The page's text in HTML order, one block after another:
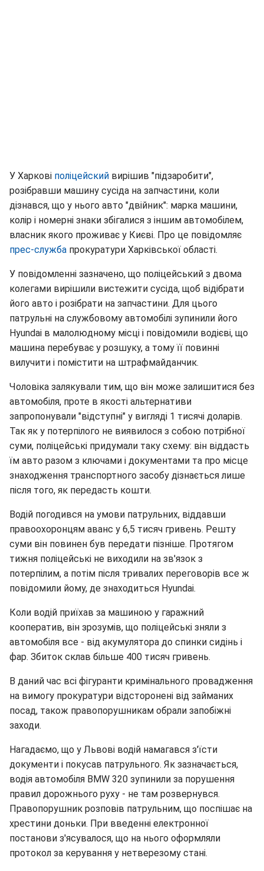
У Харкові поліцейский вирішив "підзаробити",
розібравши машину сусіда на запчастини, коли
дізнався, що у нього авто "двійник": марка машини,
колір і номерні знаки збігалися з іншим автомобілем,
власник якого проживає у Києві. Про це повідомляє
прес-служба прокуратури Харківської області.
У повідомленні зазначено, що поліцейський з двома
колегами вирішили вистежити сусіда, щоб відібрати
його авто і розібрати на запчастини. Для цього
патрульні на службовому автомобілі зупинили його
Hyundai в малолюдному місці і повідомили водієві, що
машина перебуває у розшуку, а тому її повинні
вилучити і помістити на штрафмайданчик.
Чоловіка залякували тим, що він може залишитися без
автомобіля, проте в якості альтернативи
запропонували "відступні" у вигляді 1 тисячі доларів.
Так як у потерпілого не виявилося з собою потрібної
суми, поліцейські придумали таку схему: він віддасть
їм авто разом з ключами і документами та про місце
знаходження транспортного засобу дізнається лише
після того, як передасть кошти.
Водій погодився на умови патрульних, віддавши
правоохоронцям аванс у 6,5 тисяч гривень. Решту
суми він повинен був передати пізніше. Протягом
тижня поліцейські не виходили на зв'язок з
потерпілим, а потім після тривалих переговорів все ж
повідомили йому, де знаходиться Hyundai.
Коли водій приїхав за машиною у гаражний
кооператив, він зрозумів, що поліцейські зняли з
автомобіля все - від акумулятора до спинки сидінь і
фар. Збиток склав більше 400 тисяч гривень.
В даний час всі фігуранти кримінального провадження
на вимогу прокуратури відсторонені від займаних
посад, також правопорушникам обрали запобіжні
заходи.
Нагадаємо, що у Львові водій намагався з'їсти
документи і покусав патрульного. Як зазначається,
водія автомобіля BMW 320 зупинили за порушення
правил дорожнього руху - не там розвернувся.
Правопорушник розповів патрульним, що поспішає на
хрестини доньки. При введенні електронної
постанови з'ясувалося, що на нього оформляли
протокол за керування у нетверезому стані.